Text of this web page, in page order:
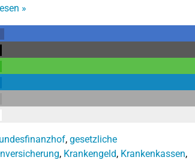
»
, gesetzliche
, Krankengeld, Krankenkassen,